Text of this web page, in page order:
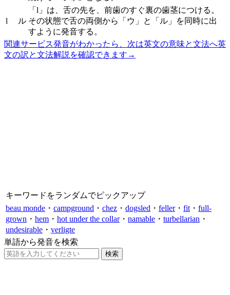
l ル
「l」は、舌の先を、前歯のすぐ裏の歯茎につける。
その状態で舌の両側から「ウ」と「ル」を同時に出
すように発音する。
関連サービス発音がわかったら、次は英文の意味と文法へ英
文の訳と文法解説を確認できます →
キーワードをランダムでピックアップ
beau monde ・ campground ・ chez ・ dogsled ・ feller・ fit ・ full-
grown ・ hem ・ hot under the collar・ namable ・ turbellarian ・
undesirable ・ verligte
単語から発音を検索